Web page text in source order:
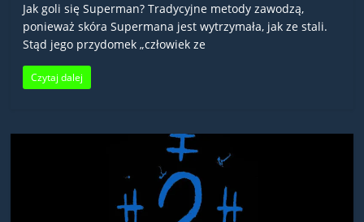
Jak goli się Superman? Tradycyjne metody zawodzą,
ponieważ skóra Supermana jest wytrzymała, jak ze stali.
Stąd jego przydomek „człowiek ze
Czytaj dalej